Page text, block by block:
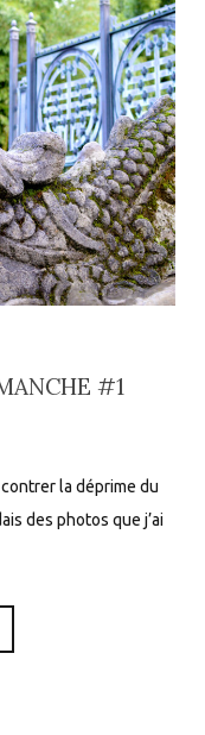
#1
la déprime du
des photos que j’ai